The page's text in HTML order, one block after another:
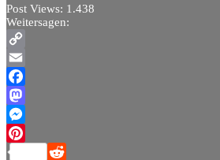
Post Views: 1.438
Weitersagen:
Copy
Link
Email
Facebook
Mastodon
Messenger
Pinterest